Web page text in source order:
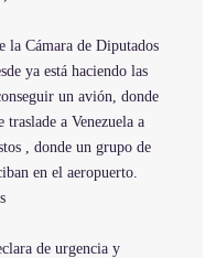
la Cámara de Diputados
ya está haciendo las
un avión, donde
traslade a Venezuela a
, donde un grupo de
en el aeropuerto.
de urgencia y